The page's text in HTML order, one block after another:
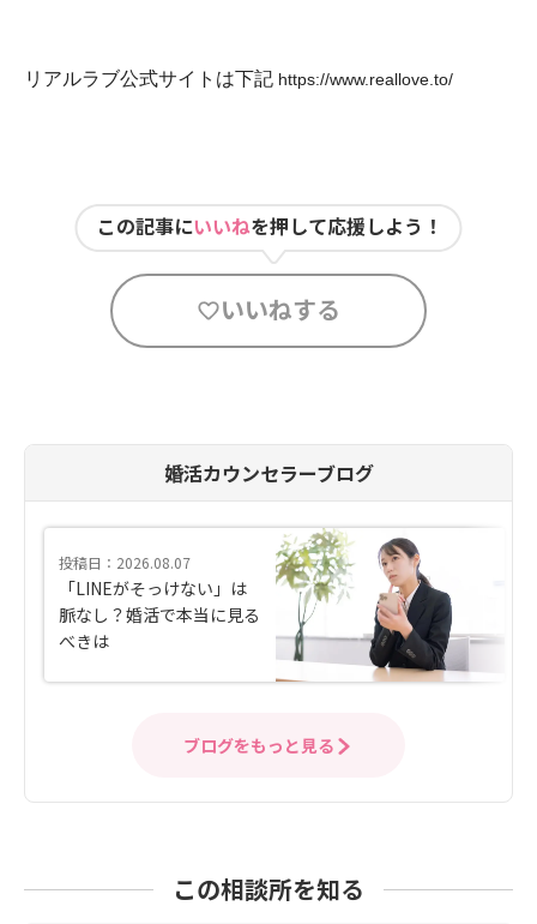
リアルラブ公式サイトは下記 https://www.reallove.to/
この記事にいいねを押して応援しよう！
いいねする
婚活カウンセラーブログ
投稿日：2026.08.07
「LINEがそっけない」は
脈なし？婚活で本当に見る
べきは
ブログをもっと見る
この相談所を知る